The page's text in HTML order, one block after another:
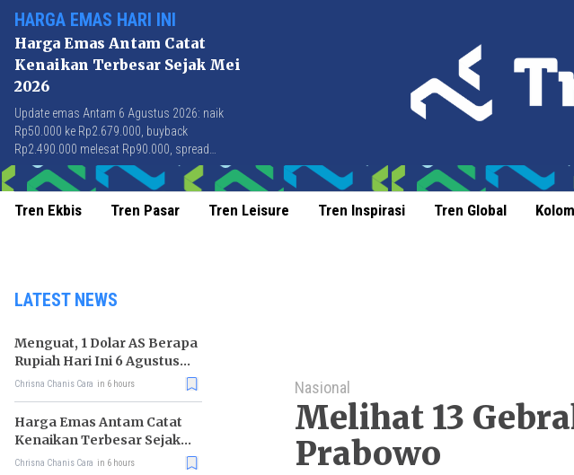
HARGA EMAS HARI INI
Harga Emas Antam Catat
Kenaikan Terbesar Sejak Mei
2026
Update emas Antam 6 Agustus 2026: naik
Rp50.000 ke Rp2.679.000, buyback
Rp2.490.000 melesat Rp90.000, spread
Rp189.000 tersempit sejak awal April 2026.
Tren Ekbis Tren Pasar Tren Leisure Tren Inspirasi Tren Global
LATEST NEWS
Menguat, 1 Dolar AS Berapa
Rupiah Hari Ini 6 Agustus
2026?
Chrisna Chanis Cara in 6 hours
Harga Emas Antam Catat
Kenaikan Terbesar Sejak
Mei 2026
Chrisna Chanis Cara in 6 hours
Nasional
Melihat 13
Prabowo